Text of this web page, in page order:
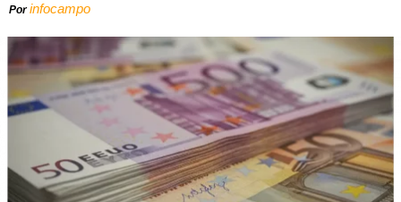
Porinfocampo